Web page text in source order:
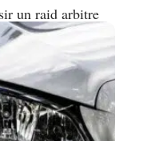
un raid arbitre